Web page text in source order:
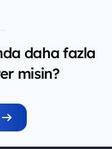
daha fazla
misin?